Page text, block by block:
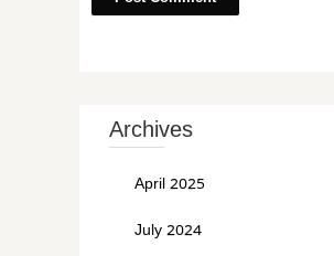
Archives
April 2025
July 2024